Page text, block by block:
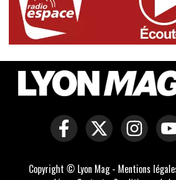
Copyright © Lyon Mag - Mentions